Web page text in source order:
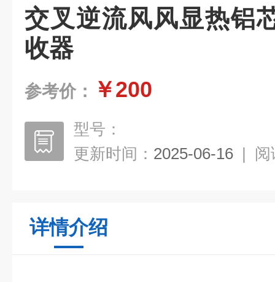
交叉逆流风风显热铝
收器
参考价： ￥200
型号：
更新时间： 2025-06-16 | 阅
详情介绍